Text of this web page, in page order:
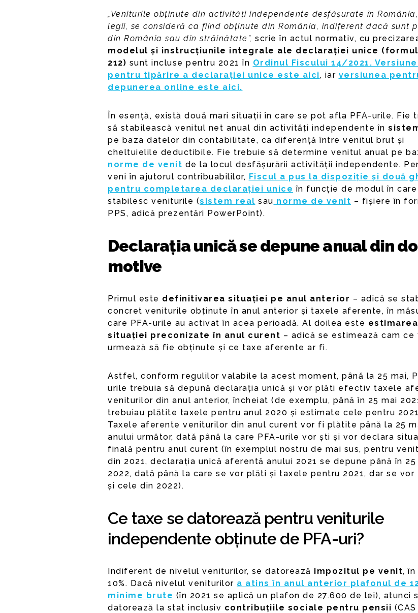
„Veniturile obținute din activități independente desfășurate în
legii, se consideră ca fiind obținute din România, indiferent dacă sunt
din România sau din străinătate”, scrie în actul normativ, cu
modelul și instrucțiunile integrale ale declarației unice
212) sunt incluse pentru 2021 în Ordinul Fiscului 14/2021.
pentru tipărire a declarației unice este aici, iar versiunea
depunerea online este aici.
În esență, există două mari situații în care se pot afla PFA-urile. Fie
să stabilească venitul net anual din activități independente în
pe baza datelor din contabilitate, ca diferență între venitul brut și
cheltuielile deductibile. Fie trebuie să determine venitul anual pe
norme de venit de la locul desfășurării activității independente.
veni în ajutorul contribuabililor, Fiscul a pus la dispoziție și două
pentru completarea declarației unice în funcție de modul în care
stabilesc veniturile (sistem real sau norme de venit – fișiere în
PPS, adică prezentări PowerPoint).
Declarația unică se depune anual din
motive
Primul este definitivarea situației pe anul anterior – adică se
concret veniturile obținute în anul anterior și taxele aferente, în
care PFA-urile au activat în acea perioadă. Al doilea este estimarea
situației preconizate în anul curent – adică se estimează cam ce
urmează să fie obținute și ce taxe aferente ar fi.
Astfel, conform regulilor valabile la acest moment, până la 25 mai,
urile trebuia să depună declarația unică și vor plăti efectiv taxele
veniturilor din anul anterior, încheiat (de exemplu, până în 25 mai
trebuiau plătite taxele pentru anul 2020 și estimate cele pentru
Taxele aferente veniturilor din anul curent vor fi plătite până la 25
anului următor, dată până la care PFA-urile vor ști și vor declara
finală pentru anul curent (în exemplul nostru de mai sus, pentru
din 2021, declarația unică aferentă anului 2021 se depune până în 25
2022, dată până la care se vor plăti și taxele pentru 2021, dar se vor
și cele din 2022).
Ce taxe se datorează pentru veniturile
independente obținute de PFA-uri?
Indiferent de nivelul veniturilor, se datorează impozitul pe venit, în
10%. Dacă nivelul veniturilor a atins în anul anterior plafonul de
minime brute (în 2021 se aplică un plafon de 27.600 de lei), atunci
datorează la stat inclusiv contribuțiile sociale pentru pensii